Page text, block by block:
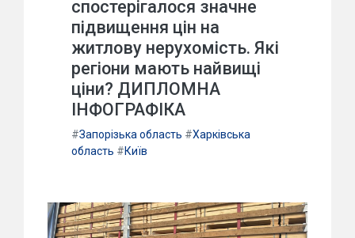
спостерігалося значне
підвищення цін на
житлову нерухомість. Які
регіони мають найвищі
ціни? ДИПЛОМНА
ІНФОГРАФІКА
#Запорізька область #Харківська
область #Київ